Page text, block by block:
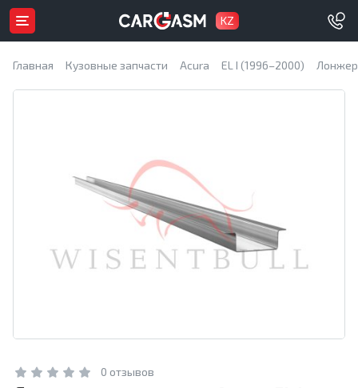
KZ
Главная Кузовные запчасти Acura EL I (1996–2000)
0 отзывов